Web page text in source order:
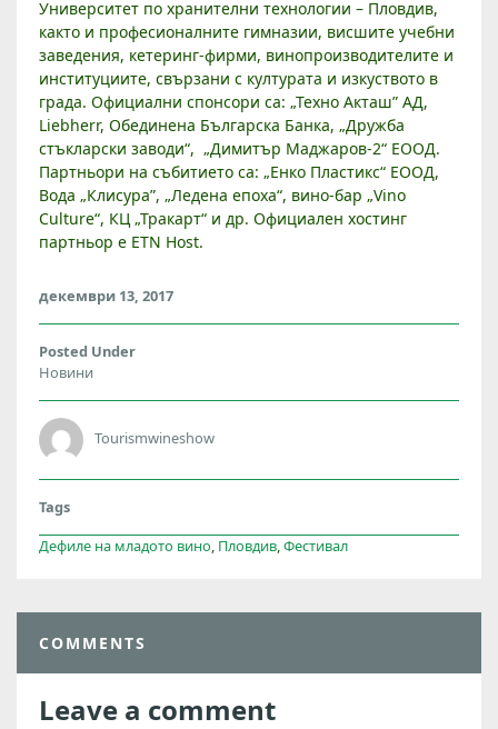
0
П
О
С
Е
Т
И
Т
Е
Л
П
Р
Е
З
У
И
К
Е
Н
Д
А
Университет по хранителни технологии – Пловдив,
както и професионалните гимназии, висшите учебни
заведения, кетеринг-фирми, винопроизводителите и
институциите, свързани с културата и изкуството в
града. Официални спонсори са: „Техно Акташ” АД,
Liebherr, Обединена Българска Банка, „Дружба
стъкларски заводи“, „Димитър Маджаров-2“ ЕООД.
Партньори на събитието са: „Енко Пластикс“ ЕООД,
Вода „Клисура”, „Ледена епоха“, вино-бар „Vino
Culture“, КЦ „Тракарт“ и др. Официален хостинг
партньор е ETN Host.
декември 13, 2017
Posted Under
Новини
Tourismwineshow
Tags
Дефиле на младото вино, Пловдив,Фестивал
COMMENTS
Leave a comment